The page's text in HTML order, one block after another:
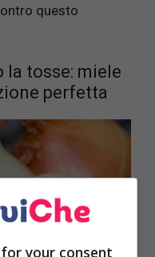
questo
tosse: miele
perfetta
your consent